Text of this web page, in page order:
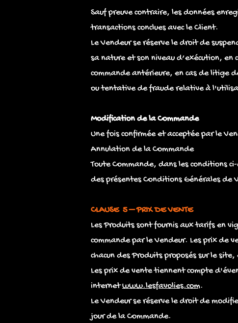
Sauf preuve contraire, les données
transactions conclues avec le Client.
Le Vendeur se réserve le droit de
sa nature et son niveau d’exécution,
commande antérieure, en cas de litige
ou tentative de fraude relative à
Modification de la Commande
Une fois confirmée et acceptée par le
Annulation de la Commande
Toute Commande, dans les conditions
des présentes Conditions Générales de
CLAUSE 5 – PRIX DE VENTE
Les Produits sont fournis aux tarifs en
commande par le Vendeur. Les prix de
chacun des Produits proposés sur le
Les prix de vente tiennent compte
internetwww.lesfavolies.com.
Le Vendeur se réserve le droit de
jour de la Commande.